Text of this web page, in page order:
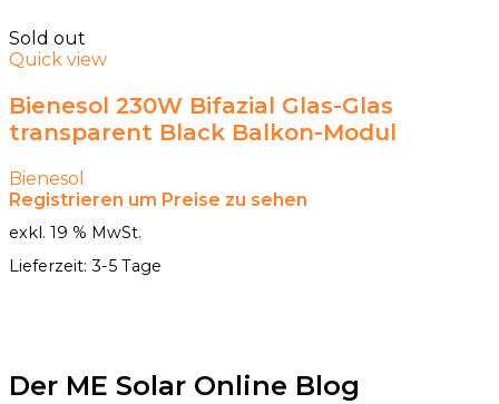
Sold out
Quick view
Bienesol 230W Bifazial Glas-Glas
transparent Black Balkon-Modul
Bienesol
Registrieren um Preise zu sehen
exkl. 19 % MwSt.
Lieferzeit: 3-5 Tage
Der ME Solar Online Blog